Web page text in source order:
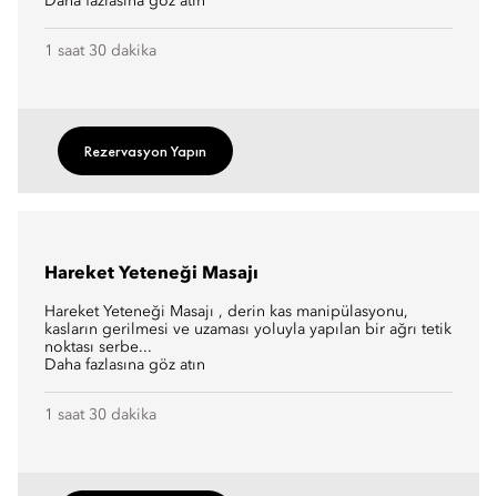
1 saat 30 dakika
Rezervasyon Yapın
Hareket Yeteneği Masajı
Hareket Yeteneği Masajı , derin kas manipülasyonu,
kasların gerilmesi ve uzaması yoluyla yapılan bir ağrı tetik
noktası serbe...
Daha fazlasına göz atın
1 saat 30 dakika